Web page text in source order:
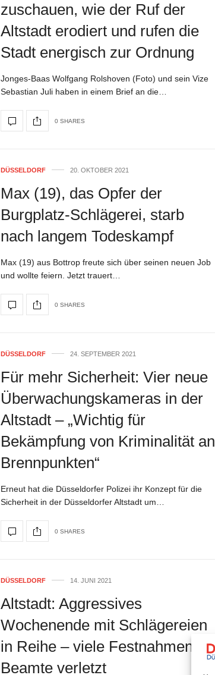
zuschauen, wie der Ruf der
Altstadt erodiert und rufen die
Stadt energisch zur Ordnung
Jonges-Baas Wolfgang Rolshoven (Foto) und sein Vize
Sebastian Juli haben in einem Brief an die…
0 SHARES
DÜSSELDORF 20. OKTOBER 2021
Max (19), das Opfer der
Burgplatz-Schlägerei, starb
nach langem Todeskampf
Max (19) aus Bottrop freute sich über seinen neuen Job
und wollte feiern. Jetzt trauert…
0 SHARES
DÜSSELDORF 24. SEPTEMBER 2021
Für mehr Sicherheit: Vier neue
Überwachungskameras in der
Altstadt – „Wichtig für
Bekämpfung von Kriminalität an
Brennpunkten“
Erneut hat die Düsseldorfer Polizei ihr Konzept für die
Sicherheit in der Düsseldorfer Altstadt um…
0 SHARES
DÜSSELDORF 14. JUNI 2021
Altstadt: Aggressives
Wochenende mit Schlägereien
in Reihe – viele Festnahmen,
Beamte verletzt